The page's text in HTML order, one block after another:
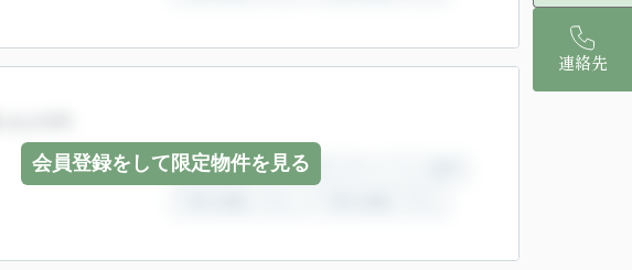
連絡先
会員登録をして限定物件を見る